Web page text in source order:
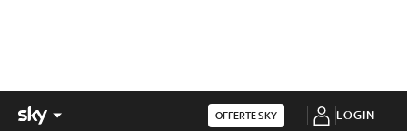
OFFERTE SKY LOGIN